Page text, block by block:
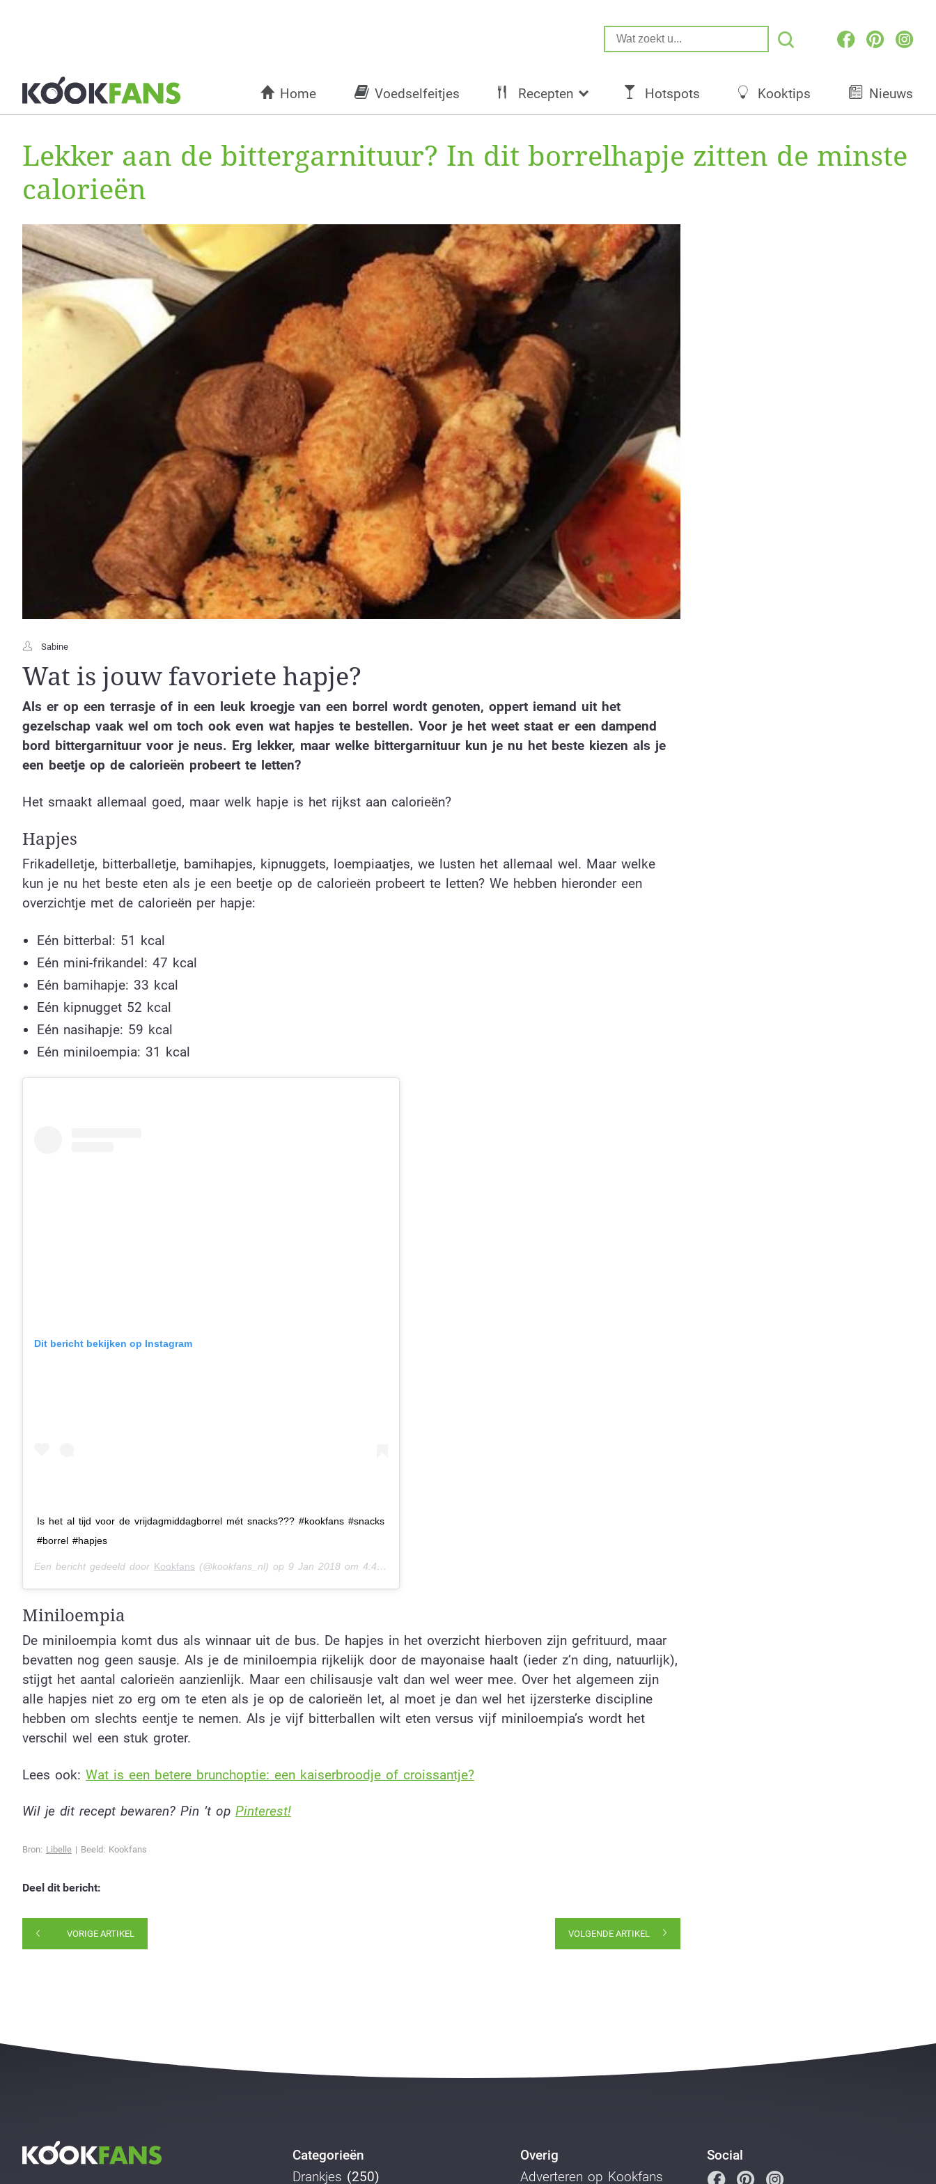
Home Voedselfeitjes Recepten Hotspots Kooktips Nieuws
Lekker aan de bittergarnituur? In dit borrelhapje zitten de minste
calorieën
Sabine
Wat is jouw favoriete hapje?
Als er op een terrasje of in een leuk kroegje van een borrel wordt genoten, oppert iemand uit het
gezelschap vaak wel om toch ook even wat hapjes te bestellen. Voor je het weet staat er een dampend
bord bittergarnituur voor je neus. Erg lekker, maar welke bittergarnituur kun je nu het beste kiezen als je
een beetje op de calorieën probeert te letten?
Het smaakt allemaal goed, maar welk hapje is het rijkst aan calorieën?
Hapjes
Frikadelletje, bitterballetje, bamihapjes, kipnuggets, loempiaatjes, we lusten het allemaal wel. Maar welke
kun je nu het beste eten als je een beetje op de calorieën probeert te letten? We hebben hieronder een
overzichtje met de calorieën per hapje:
Eén bitterbal: 51 kcal
Eén mini-frikandel: 47 kcal
Eén bamihapje: 33 kcal
Eén kipnugget 52 kcal
Eén nasihapje: 59 kcal
Eén miniloempia: 31 kcal
Dit bericht bekijken op Instagram
Is het al tijd voor de vrijdagmiddagborrel mét snacks??? #kookfans #snacks
#borrel #hapjes
Een bericht gedeeld door Kookfans (@kookfans_nl) op 9 Jan 2018 om 4:41 (PST)
Miniloempia
De miniloempia komt dus als winnaar uit de bus. De hapjes in het overzicht hierboven zijn gefrituurd, maar
bevatten nog geen sausje. Als je de miniloempia rijkelijk door de mayonaise haalt (ieder z’n ding, natuurlijk),
stijgt het aantal calorieën aanzienlijk. Maar een chilisausje valt dan wel weer mee. Over het algemeen zijn
alle hapjes niet zo erg om te eten als je op de calorieën let, al moet je dan wel het ijzersterke discipline
hebben om slechts eentje te nemen. Als je vijf bitterballen wilt eten versus vijf miniloempia’s wordt het
verschil wel een stuk groter.
Lees ook: Wat is een betere brunchoptie: een kaiserbroodje of croissantje?
Wil je dit recept bewaren? Pin ’t op Pinterest!
Bron: Libelle | Beeld: Kookfans
Deel dit bericht:
VORIGE ARTIKEL VOLGENDE ARTIKEL
Categorieën
Drankjes (250)
Overig
Adverteren op Kookfans
Social